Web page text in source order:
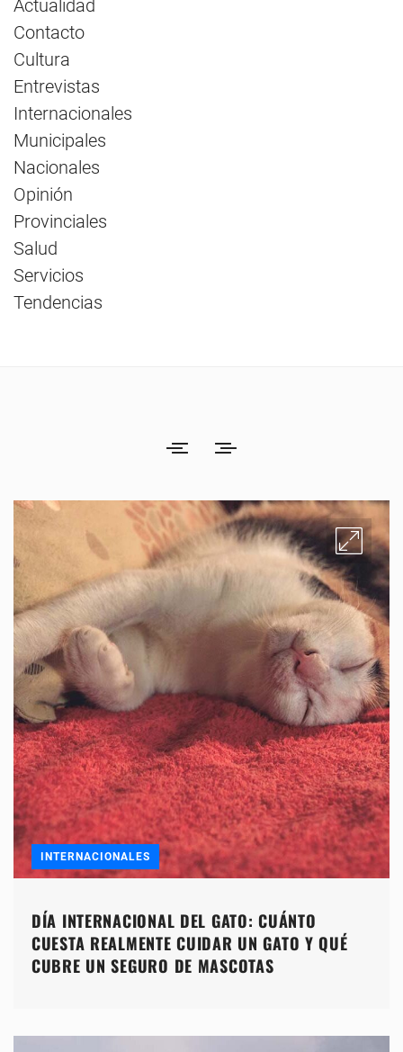
Actualidad
Contacto
Cultura
Entrevistas
Internacionales
Municipales
Nacionales
Opinión
Provinciales
Salud
Servicios
Tendencias
INTERNACIONALES
DÍA INTERNACIONAL DEL GATO: CUÁNTO
CUESTA REALMENTE CUIDAR UN GATO Y QUÉ
CUBRE UN SEGURO DE MASCOTAS